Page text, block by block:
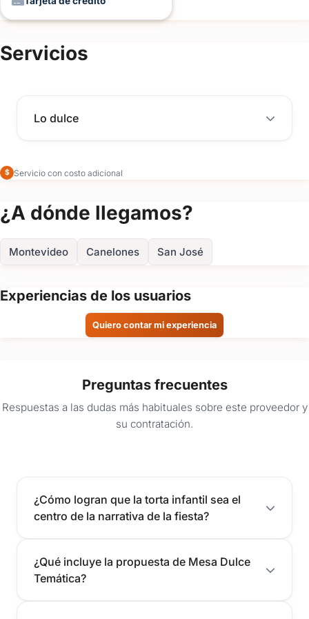
Servicios
Lo dulce
$ Servicio con costo adicional
¿A dónde llegamos?
Montevideo Canelones San José
Experiencias de los usuarios
Quiero contar mi experiencia
Preguntas frecuentes
Respuestas a las dudas más habituales sobre este proveedor y
su contratación.
¿Cómo logran que la torta infantil sea el
centro de la narrativa de la fiesta?
¿Qué incluye la propuesta de Mesa Dulce
Temática?